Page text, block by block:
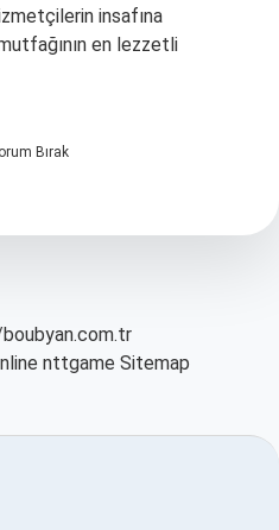
insafına
en lezzetli
Bırak
nttgame Sitemap